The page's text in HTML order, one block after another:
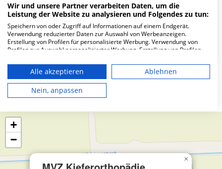
Wie ist die Telefonnummer von MVZ
Kieferorthopädie Ismaning?
Karte
×
+
−
Wir und unsere Partner verarbeiten Daten, um die
Leistung der Website zu analysieren und Folgendes zu tun:
Speichern von oder Zugriff auf Informationen auf einem Endgerät.
Verwendung reduzierter Daten zur Auswahl von Werbeanzeigen.
Erstellung von Profilen für personalisierte Werbung. Verwendung von
Profilen zur Auswahl personalisierter Werbung. Erstellung von Profilen
personalisierter Inhalte. Messung der Werbeleistung. Messung der
Performance von Inhalten. Analyse von Zielgruppen durch Statistiken
oder Kombinationen von Daten aus verschiedenen Quellen. Entwicklung
und Verbesserung der Angebote. Verwendung reduzierter Daten zur
Auswahl von Inhalten.
die USA gesendet werden.
Ihre Einwilligung und die cookie Richtlinie gelten ausschließlich für diese
Website/App.
Partnerliste anzeigen (1 IAB-Anbieter)
Wir nutzen Ihre Daten für folgende Zwecke:
Alle akzeptieren
Ablehnen
Nein, anpassen